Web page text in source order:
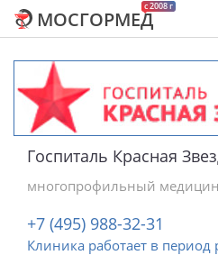
c 2008 г
МОСГОРМЕД
Госпиталь Красная
многопрофильный
+7 (495) 988-32-31
Клиника работает в